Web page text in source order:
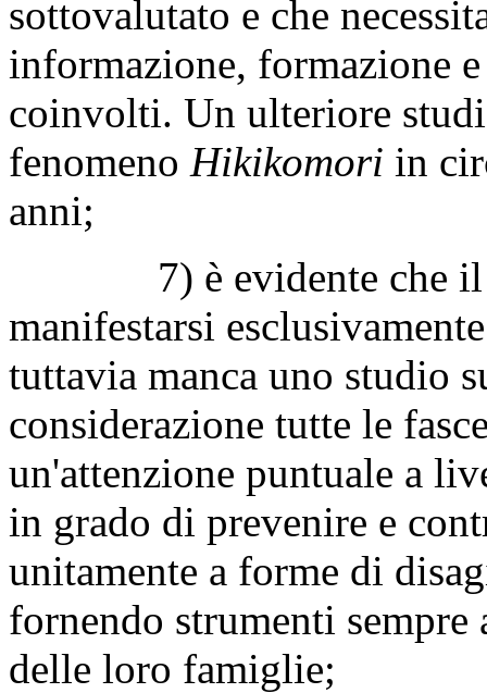
sottovalutato e che
informazione, formazione
coinvolti. Un ulteriore
fenomeno Hikikomori in
anni;
7) è evidente che il
manifestarsi
tuttavia manca uno studio
considerazione tutte le
un'attenzione puntuale a
in grado di prevenire e
unitamente a forme di
fornendo strumenti
delle loro famiglie;